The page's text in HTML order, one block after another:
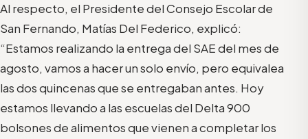
Al respecto, el Presidente del Consejo Escolar de
San Fernando, Matías Del Federico, explicó:
“Estamos realizando la entrega del SAEdel mes de
agosto, vamos a hacerunsolo envío, pero equivalea
las dos quincenas que se entregaban antes. Hoy
estamos llevando a las escuelas del Delta 900
bolsones de alimentos que vienen a completar los